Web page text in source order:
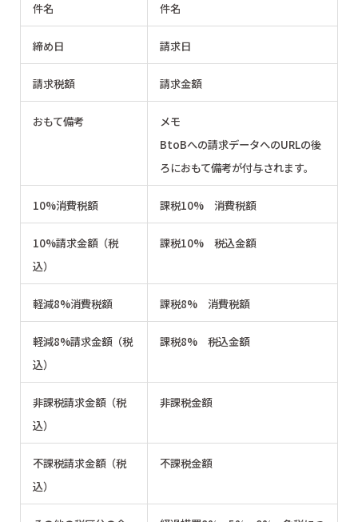
件名 件名
締め日 請求日
請求税額 請求金額
おもて備考
メモ
BtoBへの請求データへのURLの後
ろにおもて備考が付与されます。
10%消費税額 課税10% 消費税額
10%請求金額（税
込）
課税10% 税込金額
軽減8%消費税額 課税8% 消費税額
軽減8%請求金額（税
込）
課税8% 税込金額
非課税請求金額（税
込）
非課税金額
不課税請求金額（税
込）
不課税金額